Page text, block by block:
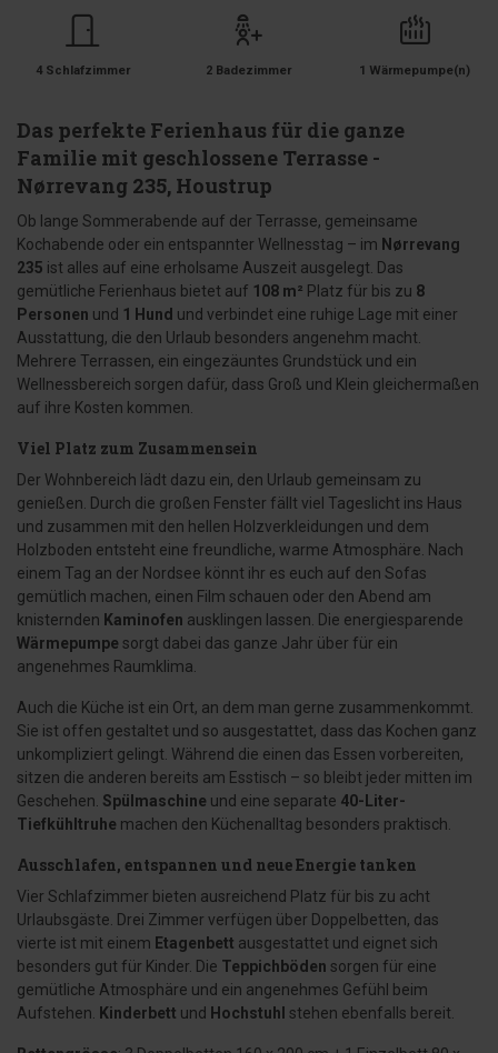
4 Schlafzimmer 2 Badezimmer 1 Wärmepumpe(n)
Das perfekte Ferienhaus für die ganze
Familie mit geschlossene Terrasse -
Nørrevang 235, Houstrup
Ob lange Sommerabende auf der Terrasse, gemeinsame
Kochabende oder ein entspannter Wellnesstag – im Nørrevang
235 ist alles auf eine erholsame Auszeit ausgelegt. Das
gemütliche Ferienhaus bietet auf 108 m² Platz für bis zu 8
Personen und 1 Hund und verbindet eine ruhige Lage mit einer
Ausstattung, die den Urlaub besonders angenehm macht.
Mehrere Terrassen, ein eingezäuntes Grundstück und ein
Wellnessbereich sorgen dafür, dass Groß und Klein gleichermaßen
auf ihre Kosten kommen.
Viel Platz zum Zusammensein
Der Wohnbereich lädt dazu ein, den Urlaub gemeinsam zu
genießen. Durch die großen Fenster fällt viel Tageslicht ins Haus
und zusammen mit den hellen Holzverkleidungen und dem
Holzboden entsteht eine freundliche, warme Atmosphäre. Nach
einem Tag an der Nordsee könnt ihr es euch auf den Sofas
gemütlich machen, einen Film schauen oder den Abend am
knisternden Kaminofen ausklingen lassen. Die energiesparende
Wärmepumpe sorgt dabei das ganze Jahr über für ein
angenehmes Raumklima.
Auch die Küche ist ein Ort, an dem man gerne zusammenkommt.
Sie ist offen gestaltet und so ausgestattet, dass das Kochen ganz
unkompliziert gelingt. Während die einen das Essen vorbereiten,
sitzen die anderen bereits am Esstisch – so bleibt jeder mitten im
Geschehen. Spülmaschine und eine separate 40-Liter-
Tiefkühltruhe machen den Küchenalltag besonders praktisch.
Ausschlafen, entspannen und neue Energie tanken
Vier Schlafzimmer bieten ausreichend Platz für bis zu acht
Urlaubsgäste. Drei Zimmer verfügen über Doppelbetten, das
vierte ist mit einem Etagenbett ausgestattet und eignet sich
besonders gut für Kinder. Die Teppichböden sorgen für eine
gemütliche Atmosphäre und ein angenehmes Gefühl beim
Aufstehen.
Kinderbett und Hochstuhl stehen ebenfalls bereit.